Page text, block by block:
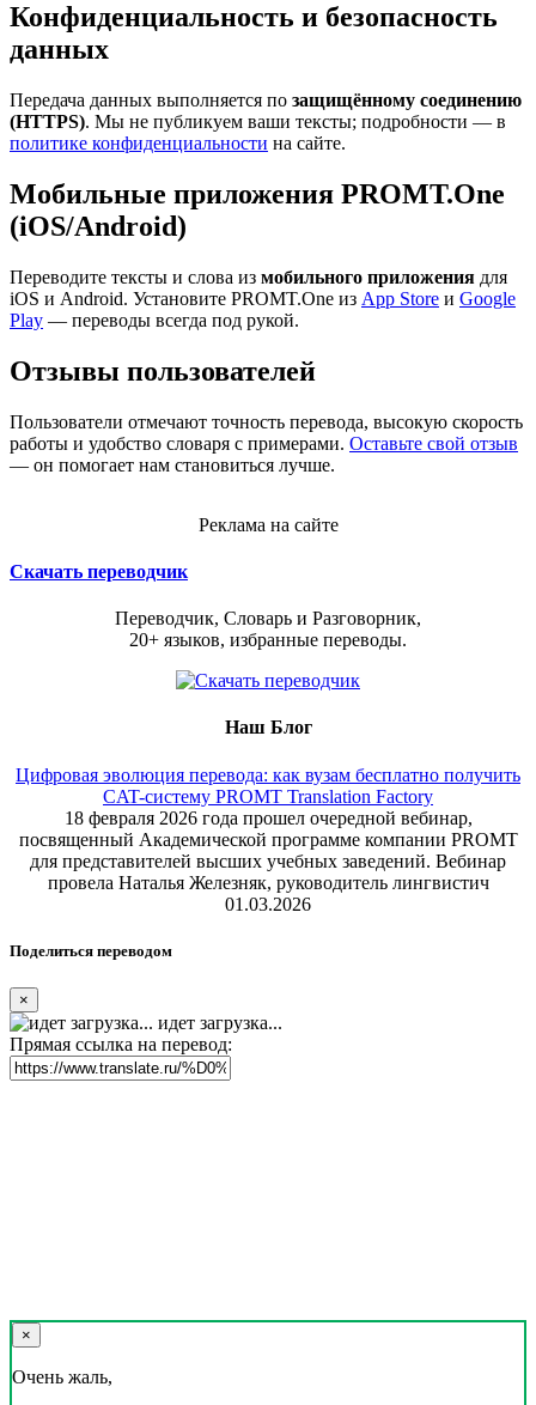
Конфиденциальность и безопасность
данных
Передача данных выполняется по защищённому соединению
(HTTPS). Мы не публикуем ваши тексты; подробности — в
политике конфиденциальности на сайте.
Мобильные приложения PROMT.One
(iOS/Android)
Переводите тексты и слова из мобильного приложения для
iOS и Android. Установите PROMT.One из App Store и Google
Play — переводы всегда под рукой.
Отзывы пользователей
Пользователи отмечают точность перевода, высокую скорость
работы и удобство словаря с примерами. Оставьте свой отзыв
— он помогает нам становиться лучше.
Реклама на сайте
Скачать переводчик
Переводчик, Словарь и Разговорник,
20+ языков, избранные переводы.
Наш Блог
Цифровая эволюция перевода: как вузам бесплатно получить
CAT-систему PROMT Translation Factory
18 февраля 2026 года прошел очередной вебинар,
посвященный Академической программе компании PROMT
для представителей высших учебных заведений. Вебинар
провела Наталья Железняк, руководитель лингвистич
01.03.2026
Поделиться переводом
×
идет загрузка...
Прямая ссылка на перевод:
×
Очень жаль,